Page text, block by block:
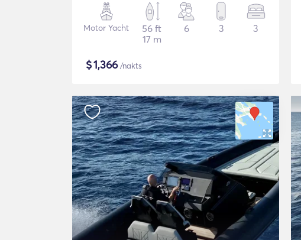
Motor Yacht
56 ft
17 m
6 3 3
$1,366/nakts